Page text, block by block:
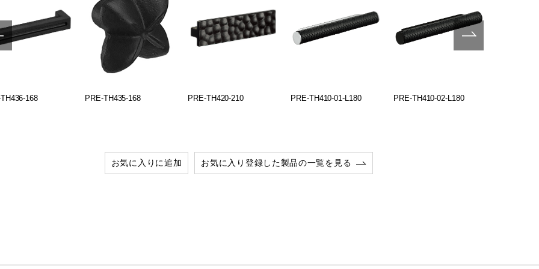
168 PRE-TH435-168 PRE-TH420-210 PRE-TH410-01-L180 PRE-TH410-02-L180
お気に入りに追加 お気に入り登録した製品の一覧を見る